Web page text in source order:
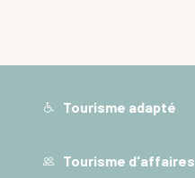
Tourisme adapté
Tourisme d'affaires